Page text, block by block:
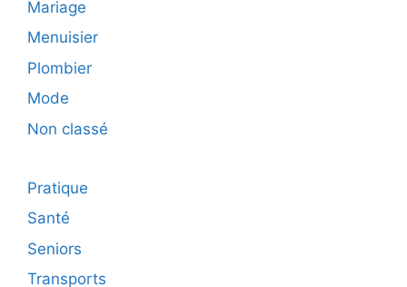
Mariage
Menuisier
Plombier
Mode
Non classé
Pratique
Santé
Seniors
Transports